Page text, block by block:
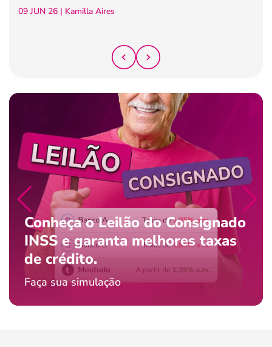
09 JUN 26 | Kamilla Aires
Conheça o Leilão do Consignado
INSS e garanta melhores taxas
de crédito.
Faça sua simulação